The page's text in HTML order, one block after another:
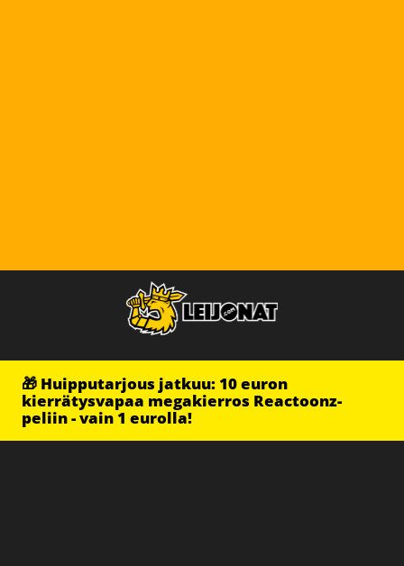
🎁 Huipputarjous jatkuu: 10 euron
kierrätysvapaa megakierros Reactoonz-
peliin - vain 1 eurolla!